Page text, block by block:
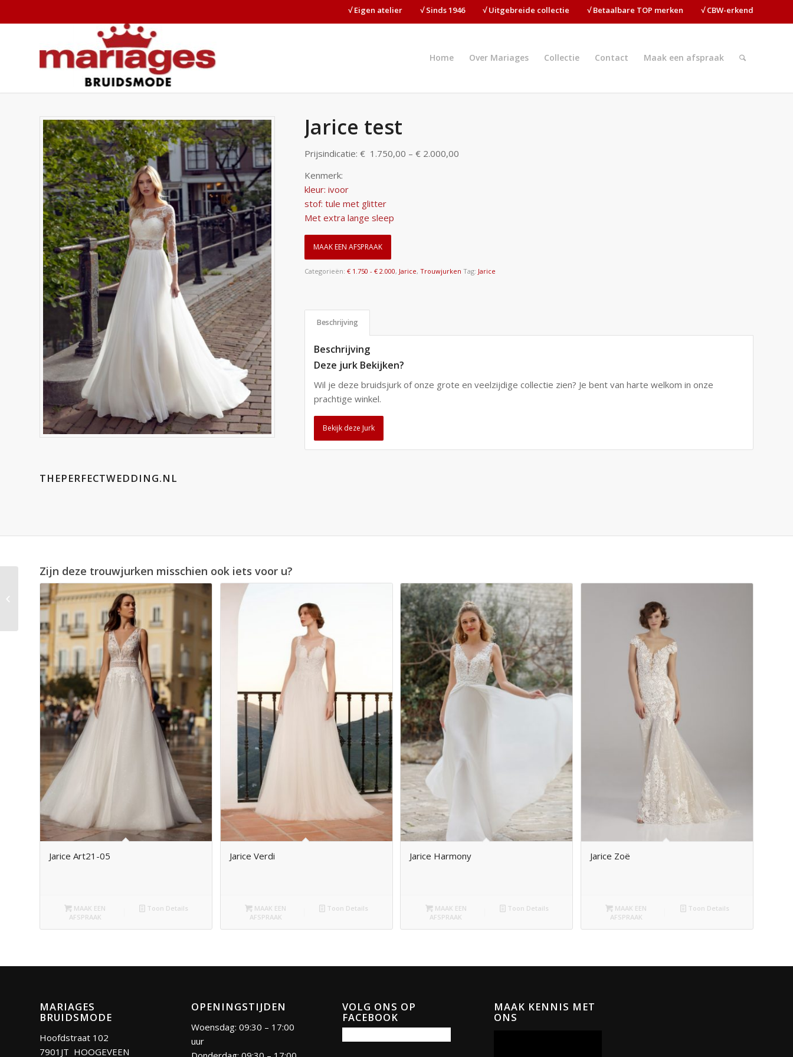
√ Eigen atelier⠀⠀⠀√ Sinds 1946⠀⠀⠀√ Uitgebreide collectie⠀⠀⠀√ Betaalbare TOP merken⠀⠀⠀√ CBW-erkend
Home Over Mariages Collectie Contact Maak een afspraak
THEPERFECTWEDDING.NL
Jarice test
Prijsindicatie: € 1.750,00 – € 2.000,00
Kenmerk:
kleur: ivoor
stof: tule met glitter
Met extra lange sleep
MAAK EEN AFSPRAAK
Categorieën:€ 1.750 - € 2.000, Jarice,Trouwjurken Tag: Jarice
Beschrijving
Beschrijving
Deze jurk Bekijken?
Wil je deze bruidsjurk of onze grote en veelzijdige collectie zien? Je bent van harte welkom in onze
prachtige winkel.
Bekijk deze Jurk
Zijn deze trouwjurken misschien ook iets voor u?
Jarice Art21-05
MAAK EEN
AFSPRAAK
Toon Details
Jarice Verdi
MAAK EEN
AFSPRAAK
Toon Details
Jarice Harmony
MAAK EEN
AFSPRAAK
Toon Details
Jarice Zoë
MAAK EEN
AFSPRAAK
Toon Details
MARIAGES
BRUIDSMODE
Hoofdstraat 102
7901JT HOOGEVEEN
OPENINGSTIJDEN
Woensdag: 09:30 – 17:00
uur
VOLG ONS OP
FACEBOOK
MAAK KENNIS MET
ONS
Jarice Affinity